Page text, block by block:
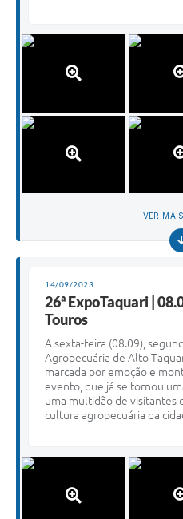
VER
14/09/2023
26ª ExpoTaquari |
Touros
A sexta-feira (08.09),
Agropecuária de Alto
marcada por emoção e
evento, que já se tornou
uma multidão de visitantes
cultura agropecuária da